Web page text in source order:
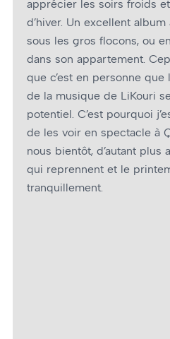
apprécier les soirs froids
d’hiver. Un excellent
sous les gros flocons, ou
dans son appartement.
que c’est en personne que
de la musique de LiKouri
potentiel. C’est pourquoi
de les voir en spectacle à
nous bientôt, d’autant plus
qui reprennent et le
tranquillement.